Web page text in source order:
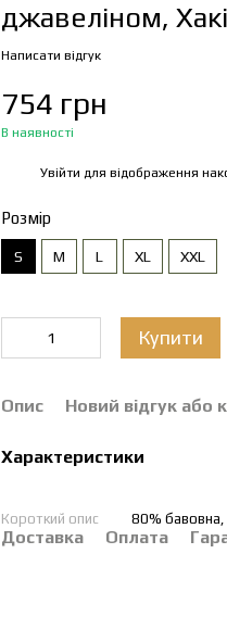
джавеліном, Хакі
Написати відгук
754 грн
В наявності
Увійти для відображення
Розмір
S M L XL XXL
Купити
Опис Новий відгук або
Характеристики
Короткий опис 80% бавовна,
Доставка Оплата